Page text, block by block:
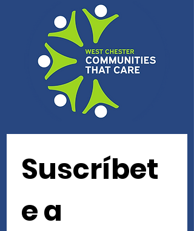
Suscríbet
e a